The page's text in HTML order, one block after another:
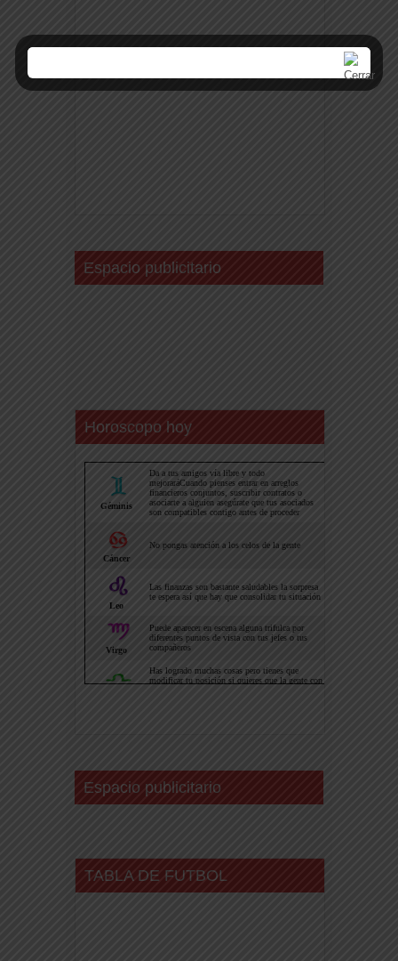
Espacio publicitario
Horoscopo hoy
Espacio publicitario
TABLA DE FUTBOL